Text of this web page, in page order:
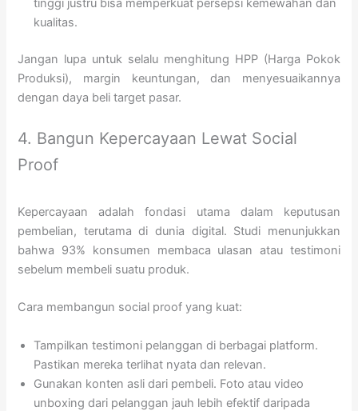
tinggi justru bisa memperkuat persepsi kemewahan dan
kualitas.
Jangan lupa untuk selalu menghitung HPP (Harga Pokok
Produksi), margin keuntungan, dan menyesuaikannya
dengan daya beli target pasar.
4. Bangun Kepercayaan Lewat Social
Proof
Kepercayaan adalah fondasi utama dalam keputusan
pembelian, terutama di dunia digital. Studi menunjukkan
bahwa 93% konsumen membaca ulasan atau testimoni
sebelum membeli suatu produk.
Cara membangun social proof yang kuat:
Tampilkan testimoni pelanggan di berbagai platform.
Pastikan mereka terlihat nyata dan relevan.
Gunakan konten asli dari pembeli. Foto atau video
unboxing dari pelanggan jauh lebih efektif daripada